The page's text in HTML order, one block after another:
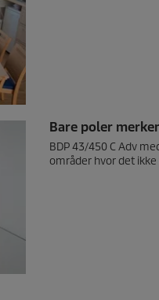
Bare poler
BDP 43/450 C Adv
områder hvor det